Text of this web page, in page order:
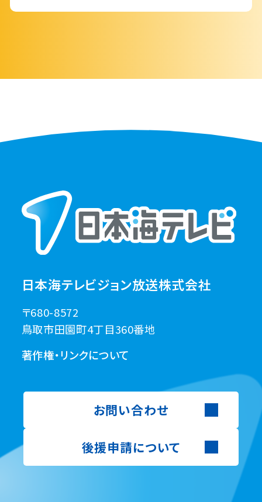
日本海テレビジョン放送株式会社
〒680-8572
鳥取市田園町4丁目360番地
著作権・リンクについて
お問い合わせ
後援申請について